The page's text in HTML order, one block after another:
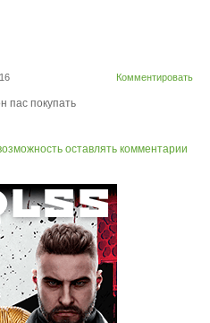
Комментировать
пас покупать
оставлять комментарии